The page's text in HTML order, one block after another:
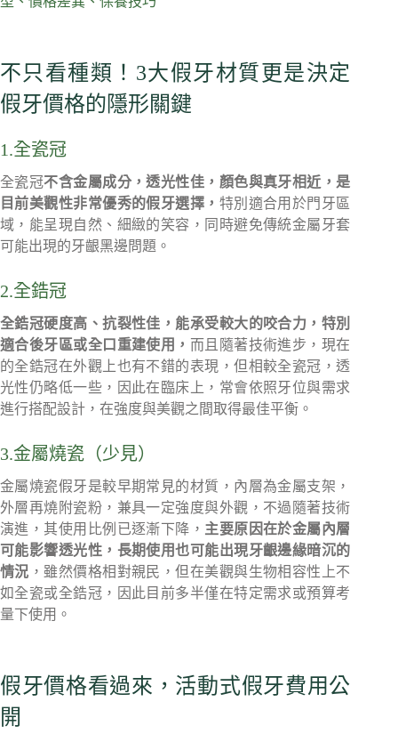
不只看種類！3大假牙材質更是決定
假牙價格的隱形關鍵
1.全瓷冠
全瓷冠不含金屬成分，透光性佳，顏色與真牙相近，是
目前美觀性非常優秀的假牙選擇， 特別適合用於門牙區
域，能呈現自然、細緻的笑容，同時避免傳統金屬牙套
可能出現的牙齦黑邊問題。
2.全鋯冠
全鋯冠硬度高、抗裂性佳，能承受較大的咬合力，特別
適合後牙區或全口重建使用， 而且隨著技術進步，現在
的全鋯冠在外觀上也有不錯的表現，但相較全瓷冠，透
光性仍略低一些，因此在臨床上，常會依照牙位與需求
進行搭配設計，在強度與美觀之間取得最佳平衡。
3.金屬燒瓷（少見）
金屬燒瓷假牙是較早期常見的材質，內層為金屬支架，
外層再燒附瓷粉，兼具一定強度與外觀，不過隨著技術
演進，其使用比例已逐漸下降， 主要原因在於金屬內層
可能影響透光性，長期使用也可能出現牙齦邊緣暗沉的
情況 ，雖然價格相對親民，但在美觀與生物相容性上不
如全瓷或全鋯冠，因此目前多半僅在特定需求或預算考
量下使用。
假牙價格看過來，活動式假牙費用公
開